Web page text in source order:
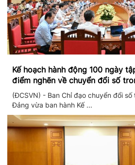
Kế hoạch hành động 100 ngày
điểm nghẽn về chuyển đổi số
Đảng
(ĐCSVN) - Ban Chỉ đạo chuyển đổi
Đảng vừa ban hành Kế ...